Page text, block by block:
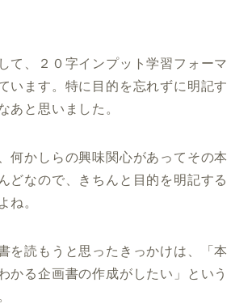
て、２０字インプット学習フォーマ
います。特に目的を忘れずに明記す
あと思いました。
何かしらの興味関心があってその本
どなので、きちんと目的を明記する
ね。
を読もうと思ったきっかけは、「本
かる企画書の作成がしたい」という